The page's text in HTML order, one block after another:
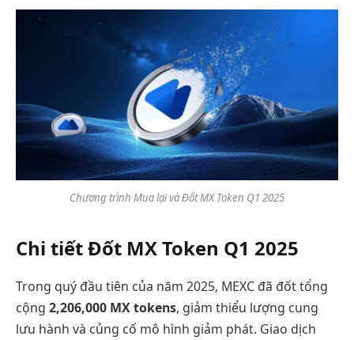
Chương trình Mua lại và Đốt MX Token Q1 2025
Chi tiết Đốt MX Token Q1 2025
Trong quý đầu tiên của năm 2025, MEXC đã đốt tổng
cộng 2,206,000 MX tokens, giảm thiểu lượng cung
lưu hành và củng cố mô hình giảm phát. Giao dịch